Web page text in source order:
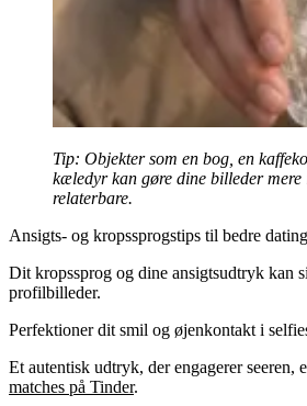
Tip: Objekter som en bog, en
kæledyr kan gøre dine billeder mere
relaterbare.
Ansigts- og kropssprogstips til bedre
Dit kropssprog og dine ansigtsudtryk kan
profilbilleder.
Perfektioner dit smil og øjenkontakt i
Et autentisk udtryk, der engagerer seeren,
matches på Tinder.